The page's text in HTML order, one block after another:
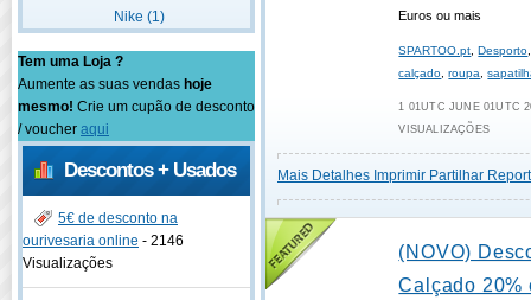
Nike (1)
Tem uma Loja ?
Aumente as suas vendas hoje
mesmo! Crie um cupão de desconto
/ voucher aqui
Descontos + Usados
5€ de desconto na
ourivesaria online - 2146
Visualizações
Euros ou mais
SPARTOO.pt ,Desporto
calçado ,roupa ,
1 01UTC JUNE 01UTC
VISUALIZAÇÕES
Mais Detalhes Imprimir Partilhar
(NOVO)
Calçado 20%